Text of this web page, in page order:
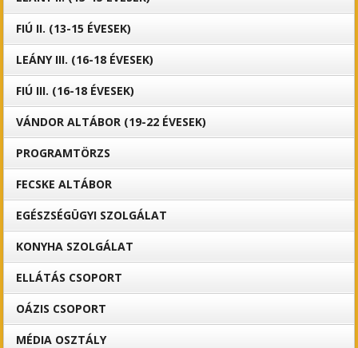
FIÚ II. (13-15 ÉVESEK)
LEÁNY III. (16-18 ÉVESEK)
FIÚ III. (16-18 ÉVESEK)
VÁNDOR ALTÁBOR (19-22 ÉVESEK)
PROGRAMTÖRZS
FECSKE ALTÁBOR
EGÉSZSÉGÜGYI SZOLGÁLAT
KONYHA SZOLGÁLAT
ELLÁTÁS CSOPORT
OÁZIS CSOPORT
MÉDIA OSZTÁLY